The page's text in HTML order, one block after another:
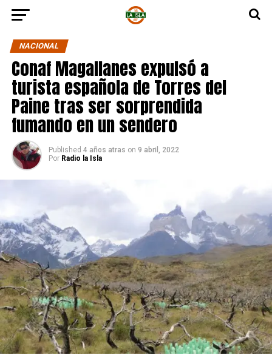
NACIONAL
Conaf Magallanes expulsó a
turista española de Torres del
Paine tras ser sorprendida
fumando en un sendero
Published 4 años atras on 9 abril, 2022
Por Radio la Isla